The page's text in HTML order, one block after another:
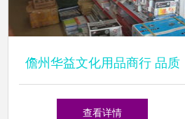
儋州华益文化用品商行 品质
与文化的守护者
查看详情